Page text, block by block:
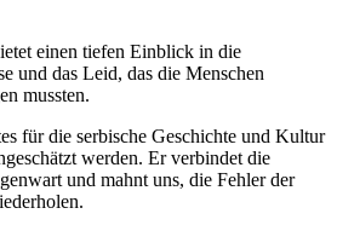
einen tiefen Einblick in die
und das Leid, das die Menschen
mussten.
für die serbische Geschichte und Kultur
werden. Er verbindet die
und mahnt uns, die Fehler der